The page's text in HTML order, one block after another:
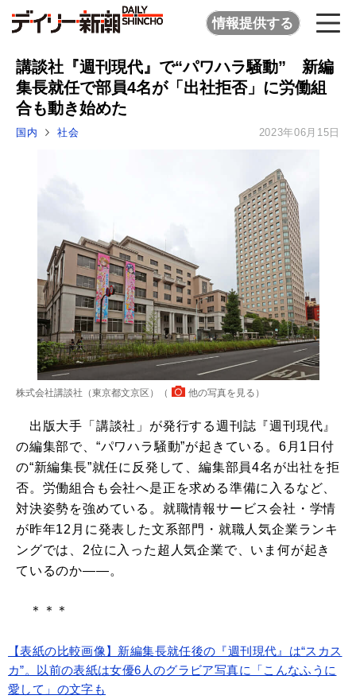
情報提供する
講談社『週刊現代』で“パワハラ騒動” 新編
集長就任で部員4名が「出社拒否」に労働組
合も動き始めた
国内 社会 2023年06月15日
株式会社講談社（東京都文京区）（ 他の写真を見る ）
出版大手「講談社」が発行する週刊誌『週刊現代』
の編集部で、“パワハラ騒動”が起きている。6月1日付
の“新編集長”就任に反発して、編集部員4名が出社を拒
否。労働組合も会社へ是正を求める準備に入るなど、
対決姿勢を強めている。就職情報サービス会社・学情
が昨年12月に発表した文系部門・就職人気企業ランキ
ングでは、2位に入った超人気企業で、いま何が起き
ているのか――。
＊＊＊
【表紙の比較画像】新編集長就任後の『週刊現代』は“スカス
カ”。以前の表紙は女優6人のグラビア写真に「こんなふうに
愛して」の文字も